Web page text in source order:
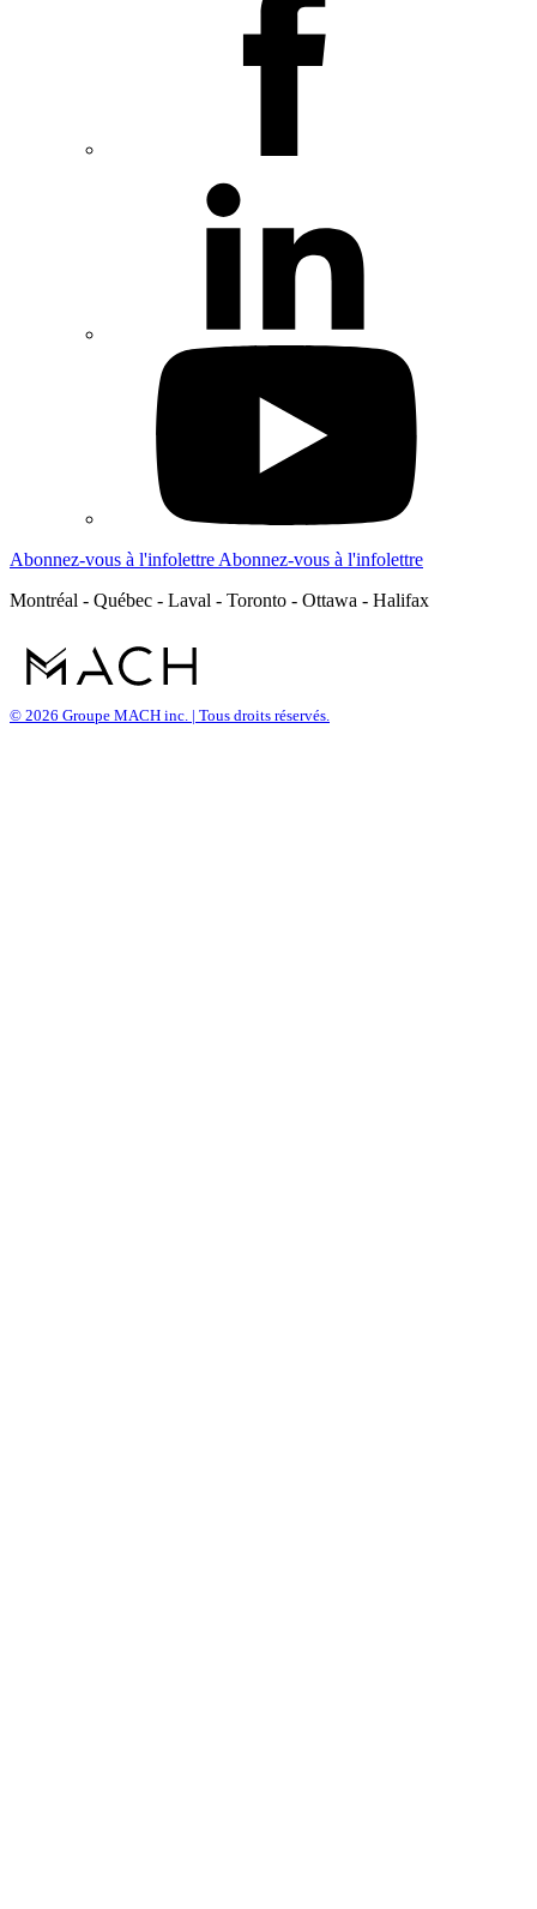
Abonnez-vous à l'infolettre Abonnez-vous à l'infolettre
Montréal - Québec - Laval - Toronto - Ottawa - Halifax
© 2026 Groupe MACH inc. | Tous droits réservés.